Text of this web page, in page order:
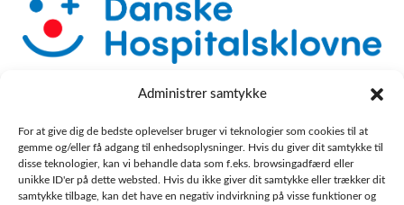
Administrer samtykke
For at give dig de bedste oplevelser bruger vi teknologier som cookies til at
gemme og/eller få adgang til enhedsoplysninger. Hvis du giver dit samtykke til
disse teknologier, kan vi behandle data som f.eks. browsingadfærd eller
unikke ID'er på dette websted. Hvis du ikke giver dit samtykke eller trækker dit
samtykke tilbage, kan det have en negativ indvirkning på visse funktioner og